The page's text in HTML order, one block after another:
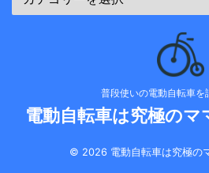
普段使いの電動自転車を
電動自転車は究極のマ
© 2026 電動自転車は究極の